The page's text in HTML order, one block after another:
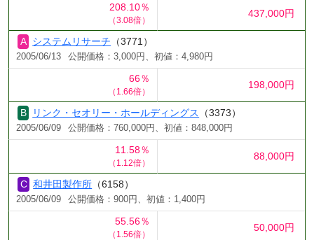
208.10％
（3.08倍）
437,000円
システムリサーチ （3771）
2005/06/13 公開価格：3,000円、初値：4,980円
66％
（1.66倍）
198,000円
リンク・セオリー・ホールディングス （3373）
2005/06/09 公開価格：760,000円、初値：848,000円
11.58％
（1.12倍）
88,000円
和井田製作所 （6158）
2005/06/09 公開価格：900円、初値：1,400円
55.56％
（1.56倍）
50,000円